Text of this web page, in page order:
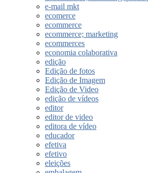
e-mail mkt
ecomerce
ecommerce
ecommerce; marketing
ecommerces
economia colaborativa
edição
Edição de fotos
Edição de Imagem
Edição de Video
edição de vídeos
editor
editor de video
editora de vídeo
educador
efetiva
efetivo
eleições